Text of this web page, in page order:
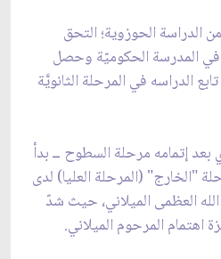
الدراسة الحوزوية؛ التحق
في المدرسة الحكوميّة وحصل
الدراسه في المرحلة الثانويَّة
إتمامه مرحلة السطوح ــ بدأ
"الخارج" (المرحلة العليا) لدى
العظمى الميلاني، حيث شدّ
اهتمام المرحوم الميلاني.